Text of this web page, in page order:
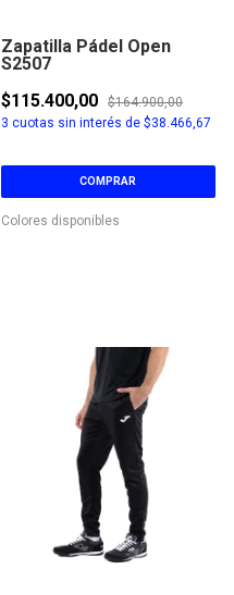
Zapatilla Pádel Open
S2507
$115.400,00
$164.900,00
3 cuotas sin interés de $38.466,67
COMPRAR
Colores disponibles